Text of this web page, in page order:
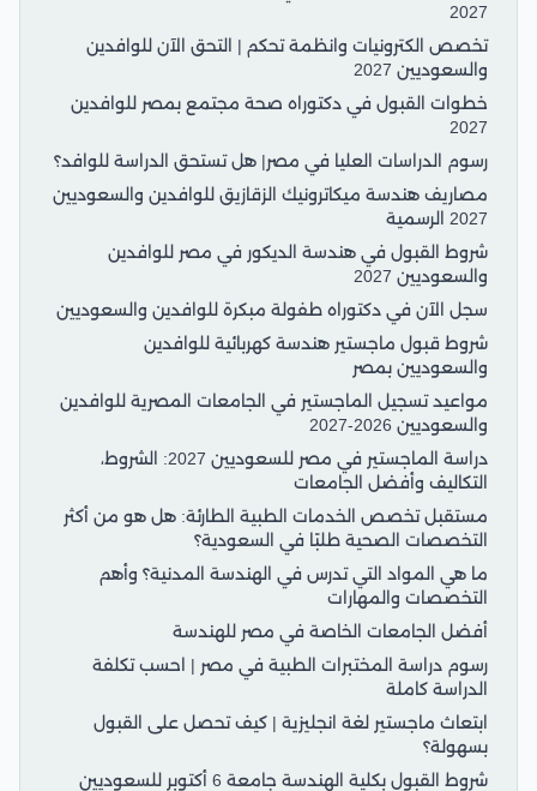
2027
تخصص الكترونيات وانظمة تحكم | التحق الآن للوافدين
والسعوديين 2027
خطوات القبول في دكتوراه صحة مجتمع بمصر للوافدين
2027
رسوم الدراسات العليا في مصر| هل تستحق الدراسة للوافد؟
مصاريف هندسة ميكاترونيك الزقازيق للوافدين والسعوديين
2027 الرسمية
شروط القبول في هندسة الديكور في مصر للوافدين
والسعوديين 2027
سجل الآن في دكتوراه طفولة مبكرة للوافدين والسعوديين
شروط قبول ماجستير هندسة كهربائية للوافدين
والسعوديين بمصر
مواعيد تسجيل الماجستير في الجامعات المصرية للوافدين
والسعوديين 2026-2027
دراسة الماجستير في مصر للسعوديين 2027: الشروط،
التكاليف وأفضل الجامعات
مستقبل تخصص الخدمات الطبية الطارئة: هل هو من أكثر
التخصصات الصحية طلبًا في السعودية؟
ما هي المواد التي تدرس في الهندسة المدنية؟ وأهم
التخصصات والمهارات
أفضل الجامعات الخاصة في مصر للهندسة
رسوم دراسة المختبرات الطبية في مصر | احسب تكلفة
الدراسة كاملة
ابتعاث ماجستير لغة انجليزية | كيف تحصل على القبول
بسهولة؟
شروط القبول بكلية الهندسة جامعة 6 أكتوبر للسعوديين